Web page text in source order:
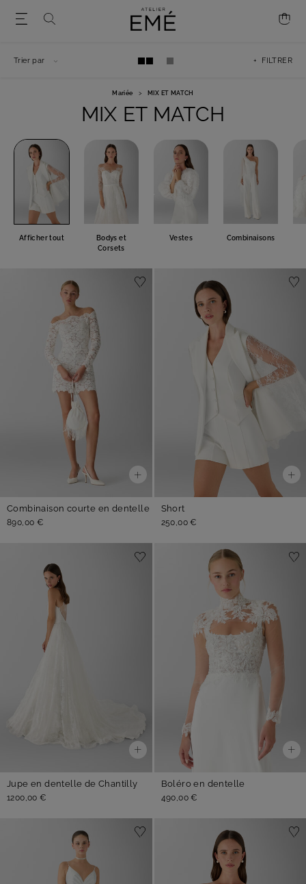
Mariée > MIX ET MATCH
MIX ET MATCH
Afficher tout
Bodys et
Corsets
Vestes Combinaisons
+ FILTRER
Trier par
Combinaison courte en dentelle
890,00 €
Short
250,00 €
Jupe en dentelle de Chantilly
1200,00 €
Boléro en dentelle
490,00 €